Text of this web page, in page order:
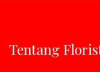
Tentang